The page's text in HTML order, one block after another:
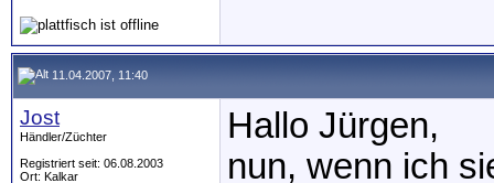
11.04.2007, 11:40
Jost
Händler/Züchter
Registriert seit: 06.08.2003
Ort: Kalkar
Hallo Jürgen,
nun, wenn ich